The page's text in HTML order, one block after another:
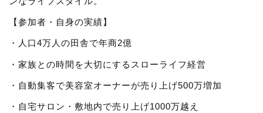
【参加者・自身の実績】
・人口4万人の田舎で年商2億
・家族との時間を大切にするスローライフ経営
・自動集客で美容室オーナーが売り上げ500万増加
・自宅サロン・敷地内で売り上げ1000万越え